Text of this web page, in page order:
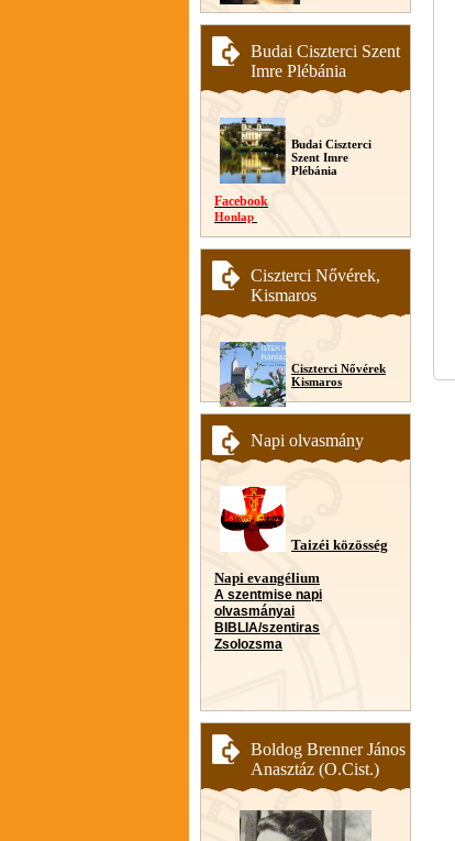
Budai Ciszterci Szent
Imre Plébánia
Budai Ciszterci
Szent Imre
Plébánia
Facebook
Honlap
Ciszterci Nővérek,
Kismaros
Ciszterci Nővérek
Kismaros
Napi olvasmány
Taizéi közösség
Napi evangélium
A szentmise napi
olvasmányai
BIBLIA/szentiras
Zsolozsma
Boldog Brenner János
Anasztáz (O.Cist.)